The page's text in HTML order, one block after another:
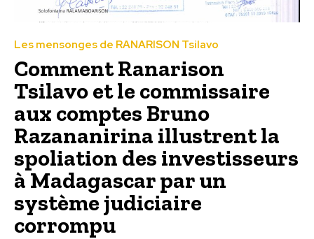
Les mensonges de RANARISON Tsilavo
Comment Ranarison
Tsilavo et le commissaire
aux comptes Bruno
Razananirina illustrent la
spoliation des investisseurs
à Madagascar par un
système judiciaire
corrompu